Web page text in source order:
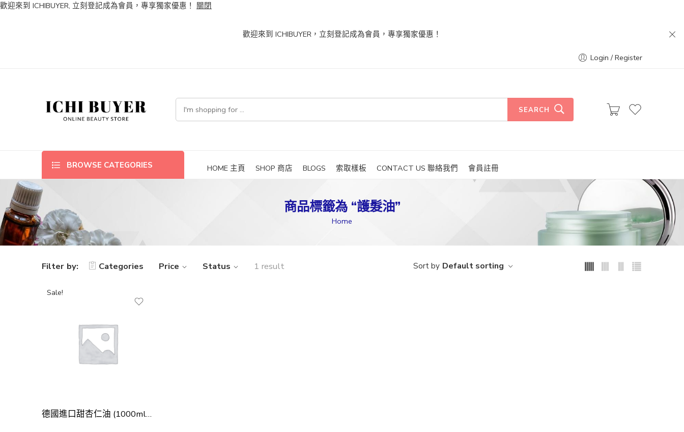
歡迎來到 ICHIBUYER, 立刻登記成為會員，專享獨家優惠！ 關閉
歡迎來到 ICHIBUYER，立刻登記成為會員，專享獨家優惠！
Login / Register
SEARCH
BROWSE CATEGORIES HOME 主頁 SHOP 商店 BLOGS 索取樣板 CONTACT US 聯絡我們 會員註冊
商品標籤為 “護髮油”
Home
Filter by: Categories Price Status 1 result Sort by Default sorting
Sale!
德國進口甜杏仁油 (1000ml) – 冷壓初榨 (German Sweet Almond Oil (1000ml) – Cold-Pressed)